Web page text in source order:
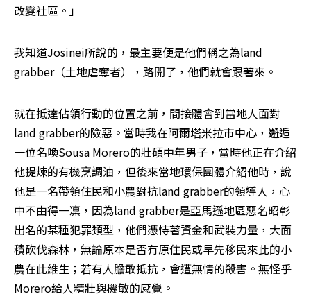
改變社區。」
我知道Josinei所說的，最主要便是他們稱之為land
grabber（土地虐奪者），路開了，他們就會跟著來。
就在抵達佔領行動的位置之前，間接體會到當地人面對
land grabber的險惡。當時我在阿爾塔米拉市中心，邂逅
一位名喚Sousa Morero的壯碩中年男子，當時他正在介紹
他提煉的有機烹調油，但後來當地環保團體介紹他時，說
他是一名帶領住民和小農對抗land grabber的領導人，心
中不由得一凜，因為land grabber是亞馬遜地區惡名昭彰
出名的某種犯罪類型，他們憑恃著資金和武裝力量，大面
積砍伐森林，無論原本是否有原住民或早先移民來此的小
農在此維生；若有人膽敢抵抗，會遭無情的殺害。無怪乎
Morero給人精壯與機敏的感覺。